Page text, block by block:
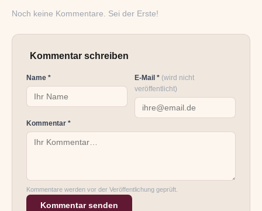
Noch keine Kommentare. Sei der Erste!
Kommentar schreiben
Name * E-Mail * (wird nicht
veröffentlicht)
Kommentar *
Kommentare werden vor der Veröffentlichung geprüft.
Kommentar senden